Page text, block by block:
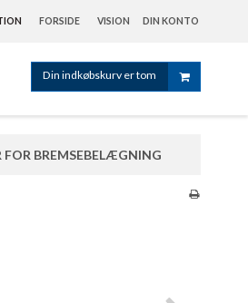
FORSIDE VISION DIN KONTO
Din indkøbskurv er tom
FOR BREMSEBELÆGNING